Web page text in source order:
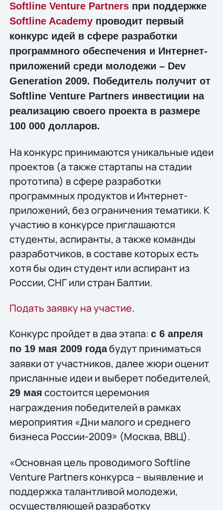
Softline Venture Partnersпри поддержке
Softline Academyпроводит первый
конкурс идей в сфере разработки
программного обеспечения и Интернет-
приложений среди молодежи – Dev
Generation 2009. Победитель получит от
Softline Venture Partners инвестиции на
реализацию своего проекта в размере
100 000 долларов.
На конкурс принимаются уникальные идеи
проектов (а также стартапы на стадии
прототипа) в сфере разработки
программных продуктов и Интернет-
приложений, без ограничения тематики. К
участию в конкурсе приглашаются
студенты, аспиранты, а также команды
разработчиков, в составе которых есть
хотя бы один студент или аспирант из
России, СНГ или стран Балтии.
Подать заявку на участие.
Конкурс пройдет в два этапа: с 6 апреля
по 19 мая 2009 годабудут приниматься
заявки от участников, далее жюри оценит
присланные идеи и выберет победителей,
29 мая состоится церемония
награждения победителей в рамках
мероприятия «Дни малого и среднего
бизнеса России-2009» (Москва, ВВЦ).
«Основная цель проводимого Softline
Venture Partners конкурса – выявление и
поддержка талантливой молодежи,
осуществляющей разработку